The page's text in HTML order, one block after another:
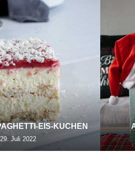
EIS-KUCHEN
29. Juli 2022